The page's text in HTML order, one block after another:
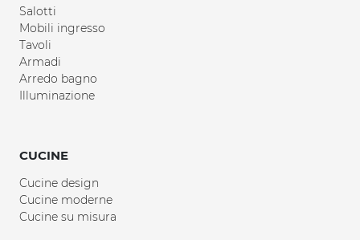
Salotti
Mobili ingresso
Tavoli
Armadi
Arredo bagno
Illuminazione
CUCINE
Cucine design
Cucine moderne
Cucine su misura